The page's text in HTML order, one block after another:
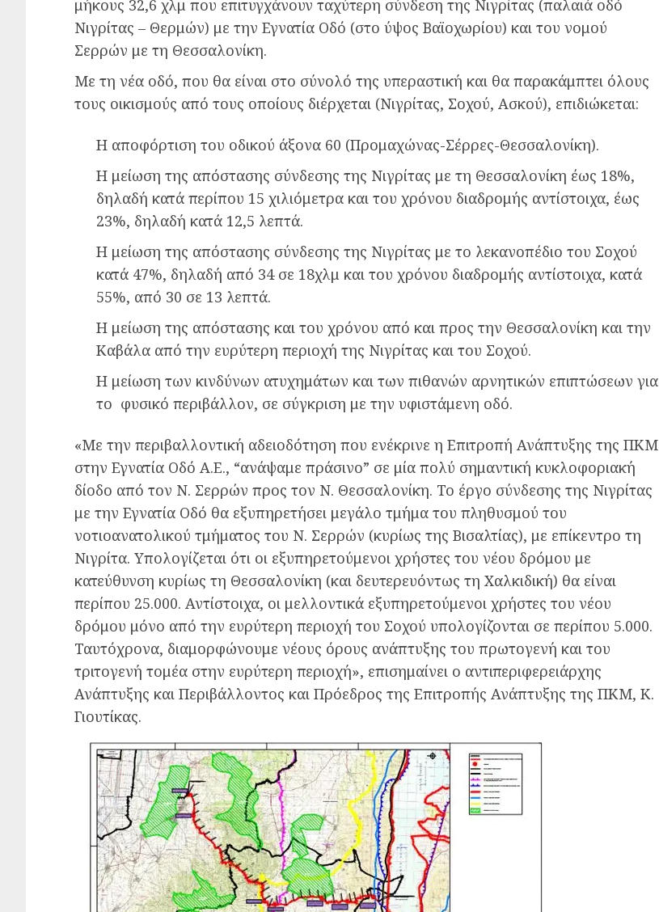
μήκους 32,6 χλμ που επιτυγχάνουν ταχύτερη σύνδεση της Νιγρίτας (παλαιά οδό
Νιγρίτας – Θερμών) με την Εγνατία Οδό (στο ύψος Βαϊοχωρίου) και του νομού
Σερρών με τη Θεσσαλονίκη.
Με τη νέα οδό, που θα είναι στο σύνολό της υπεραστική και θα παρακάμπτει όλους
τους οικισμούς από τους οποίους διέρχεται (Νιγρίτας, Σοχού, Ασκού), επιδιώκεται:
Η αποφόρτιση του οδικού άξονα 60 (Προμαχώνας-Σέρρες-Θεσσαλονίκη).
Η μείωση της απόστασης σύνδεσης της Νιγρίτας με τη Θεσσαλονίκη έως 18%,
δηλαδή κατά περίπου 15 χιλιόμετρα και του χρόνου διαδρομής αντίστοιχα, έως
23%, δηλαδή κατά 12,5 λεπτά.
Η μείωση της απόστασης σύνδεσης της Νιγρίτας με το λεκανοπέδιο του Σoχού
κατά 47%, δηλαδή από 34 σε 18χλμ και του χρόνου διαδρομής αντίστοιχα, κατά
55%, από 30 σε 13 λεπτά.
Η μείωση της απόστασης και του χρόνου από και προς την Θεσσαλονίκη και την
Καβάλα από την ευρύτερη περιοχή της Νιγρίτας και του Σοχού.
Η μείωση των κινδύνων ατυχημάτων και των πιθανών αρνητικών επιπτώσεων για
το φυσικό περιβάλλον, σε σύγκριση με την υφιστάμενη οδό.
«Με την περιβαλλοντική αδειοδότηση που ενέκρινε η Επιτροπή Ανάπτυξης της ΠΚΜ
στην Εγνατία Οδό Α.Ε., “ανάψαμε πράσινο” σε μία πολύ σημαντική κυκλοφοριακή
δίοδο από τον Ν. Σερρών προς τον Ν. Θεσσαλονίκη. Το έργο σύνδεσης της Νιγρίτας
με την Εγνατία Οδό θα εξυπηρετήσει μεγάλο τμήμα του πληθυσμού του
νοτιοανατολικού τμήματος του Ν. Σερρών (κυρίως της Βισαλτίας), με επίκεντρο τη
Νιγρίτα. Υπολογίζεται ότι οι εξυπηρετούμενοι χρήστες του νέου δρόμου με
κατεύθυνση κυρίως τη Θεσσαλονίκη (και δευτερευόντως τη Χαλκιδική) θα είναι
περίπου 25.000. Αντίστοιχα, οι μελλοντικά εξυπηρετούμενοι χρήστες του νέου
δρόμου μόνο από την ευρύτερη περιοχή του Σoχού υπολογίζονται σε περίπου 5.000.
Ταυτόχρονα, διαμορφώνουμε νέους όρους ανάπτυξης του πρωτογενή και του
τριτογενή τομέα στην ευρύτερη περιοχή», επισημαίνει ο αντιπεριφερειάρχης
Ανάπτυξης και Περιβάλλοντος και Πρόεδρος της Επιτροπής Ανάπτυξης της ΠΚΜ, Κ.
Γιουτίκας.